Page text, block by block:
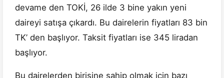
devame den TOKİ, 26 ilde 3 bine yakın yeni
daireyi satışa çıkardı. Bu dairelerin fiyatları 83 bin
TK’ den başlıyor. Taksit fiyatları ise 345 liradan
başlıyor.
Bu dairelerden birisine sahip olmak için bazı